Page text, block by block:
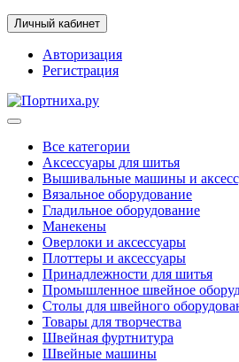
Личный кабинет
Авторизация
Регистрация
Все категории
Аксессуары для шитья
Вышивальные машины и
Вязальное оборудование
Гладильное оборудование
Манекены
Оверлоки и аксессуары
Плоттеры и аксессуары
Принадлежности для шитья
Промышленное швейное
Столы для швейного
Товары для творчества
Швейная фуртнитура
Швейные машины